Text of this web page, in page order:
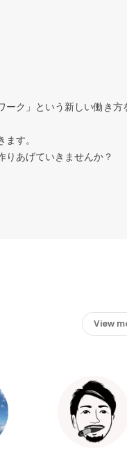
ーク」という新しい働き方
す。
あげていきませんか？
View